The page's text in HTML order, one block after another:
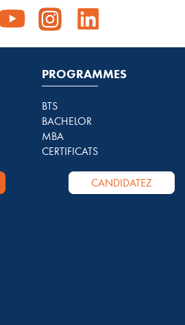
PROGRAMMES
BTS
BACHELOR
MBA
CERTIFICATS
CANDIDATEZ